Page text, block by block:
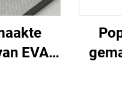
EVA-